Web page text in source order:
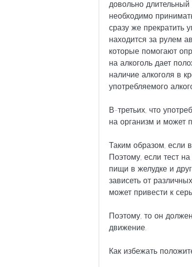
довольно
необходимо
сразу же прекратить
находится за рулем
которые помогают
на алкоголь дает
наличие алкоголя в
употребляемого
В-третьих, что
на организм и может
Таким образом, если
Поэтому, если тест
пищи в желудке и
зависеть от
может привести к
Поэтому, то он
движение.
Как избежать